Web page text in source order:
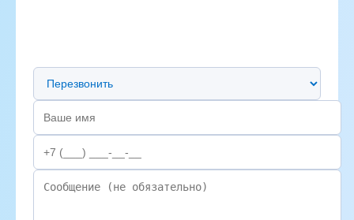
Предпочтительный способ связи